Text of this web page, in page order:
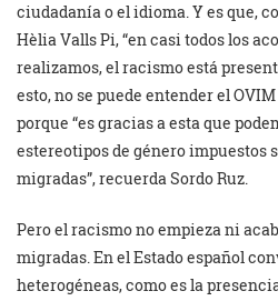
ciudadanía o el idioma. Y es que,
Hèlia Valls Pi, “en casi todos los
realizamos, el racismo está
esto, no se puede entender el
porque “es gracias a esta que
estereotipos de género impuestos
migradas”, recuerda Sordo Ruz.
Pero el racismo no empieza ni
migradas. En el Estado español
heterogéneas, como es la